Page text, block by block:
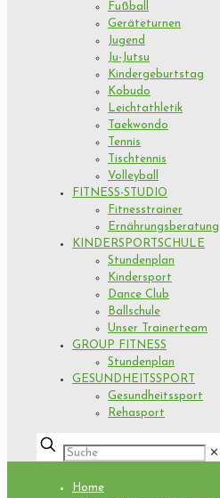
Fußball
Geräteturnen
Jugend
Ju-Jutsu
Kindergeburtstag
Kobudo
Leichtathletik
Taekwondo
Tennis
Tischtennis
Volleyball
FITNESS-STUDIO
Fitnesstrainer
Ernährungsberatung
KINDERSPORTSCHULE
Stundenplan
Kindersport
Dance Club
Ballschule
Unser Trainerteam
GROUP FITNESS
Stundenplan
GESUNDHEITSSPORT
Gesundheitssport
Rehasport
✕
Home